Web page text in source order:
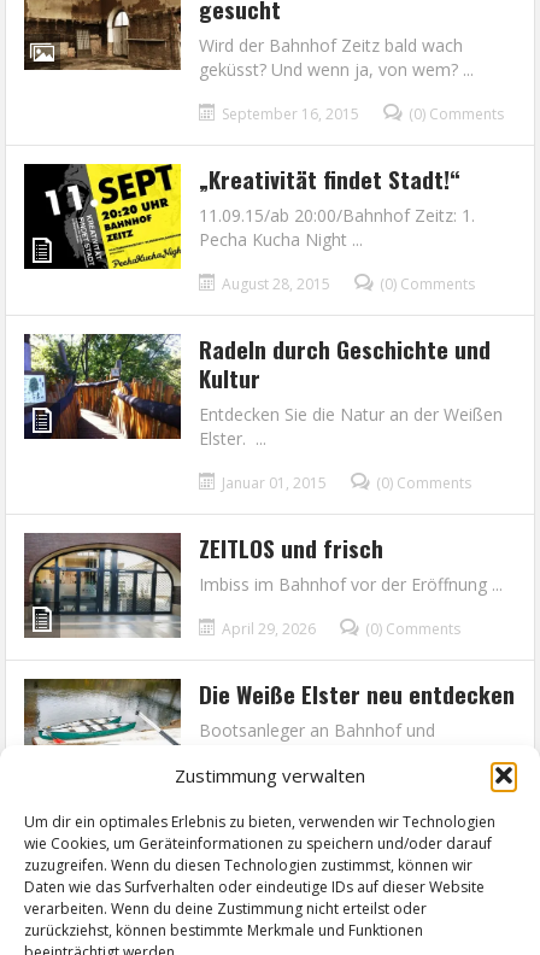
Zustimmung verwalten
Um dir ein optimales Erlebnis zu bieten, verwenden wir Technologien
wie Cookies, um Geräteinformationen zu speichern und/oder darauf
zuzugreifen. Wenn du diesen Technologien zustimmst, können wir
Daten wie das Surfverhalten oder eindeutige IDs auf dieser Website
verarbeiten. Wenn du deine Zustimmung nicht erteilst oder
zurückziehst, können bestimmte Merkmale und Funktionen
gesucht
Wird der Bahnhof Zeitz bald wach
geküsst? Und wenn ja, von wem? ...
September 16, 2015 (0) Comments
„Kreativität findet Stadt!“
11.09.15/ab 20:00/Bahnhof Zeitz: 1.
Pecha Kucha Night ...
August 28, 2015 (0) Comments
Radeln durch Geschichte und
Kultur
Entdecken Sie die Natur an der Weißen
Elster. ...
Januar 01, 2015 (0) Comments
ZEITLOS und frisch
Imbiss im Bahnhof vor der Eröffnung ...
April 29, 2026 (0) Comments
Die Weiße Elster neu entdecken
Bootsanleger an Bahnhof und
‹ 1 2 3 4 5 6 7 8 › »